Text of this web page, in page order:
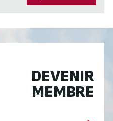
DEVENIR
MEMBRE